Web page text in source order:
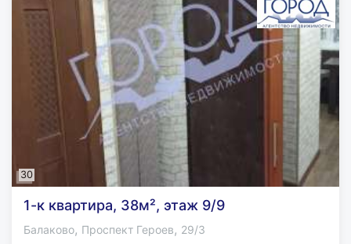
30
1-к квартира, 38м², этаж 9/9
Балаково, Проспект Героев, 29/3